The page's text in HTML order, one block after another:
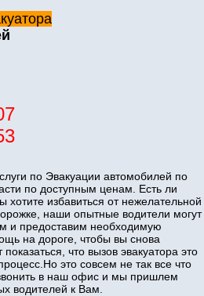
по Эвакуации автомобилей по
по доступным ценам. Есть ли
хотите избавиться от нежелательной
наши опытные водители могут
и предоставим необходимую
на дороге, чтобы вы снова
что вызов эвакуатора это
это совсем не так все что
в наш офис и мы пришлем
водителей к Вам.